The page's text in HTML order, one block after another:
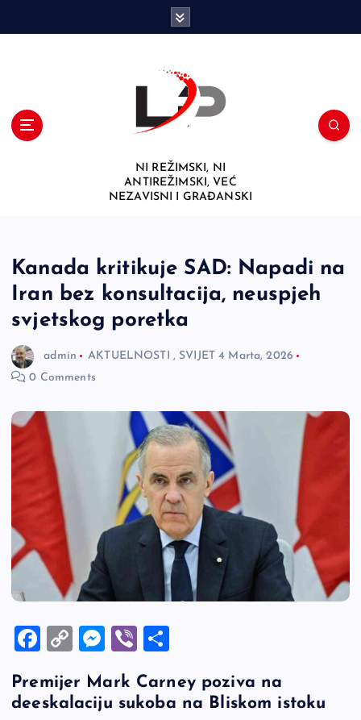
NI REŽIMSKI, NI
ANTIREŽIMSKI, VEĆ
NEZAVISNI I GRAĐANSKI
Kanada kritikuje SAD: Napadi na
Iran bez konsultacija, neuspjeh
svjetskog poretka
admin AKTUELNOSTI , SVIJET 4 Marta, 2026
0 Comments
F
c
C
p
M
se
Vi
er ar
Premijer Mark Carney poziva na
deeskalaciju sukoba na Bliskom istoku